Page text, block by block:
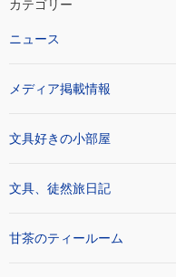
カテゴリー
ニュース
メディア掲載情報
文具好きの小部屋
文具、徒然旅日記
甘茶のティールーム